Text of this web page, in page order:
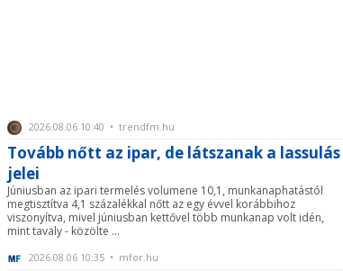
2026.08.06 10:40 • trendfm.hu
Tovább nőtt az ipar, de látszanak a lassulás
jelei
Júniusban az ipari termelés volumene 10,1, munkanaphatástól
megtisztítva 4,1 százalékkal nőtt az egy évvel korábbihoz
viszonyítva, mivel júniusban kettővel több munkanap volt idén,
mint tavaly - közölte ...
2026.08.06 10:35 • mfor.hu